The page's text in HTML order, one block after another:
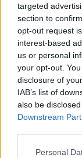
targeted
section to
opt-out request
interest-based
us or personal
your opt-out.
disclosure of
IAB’s list of
also be
Downstream
Personal